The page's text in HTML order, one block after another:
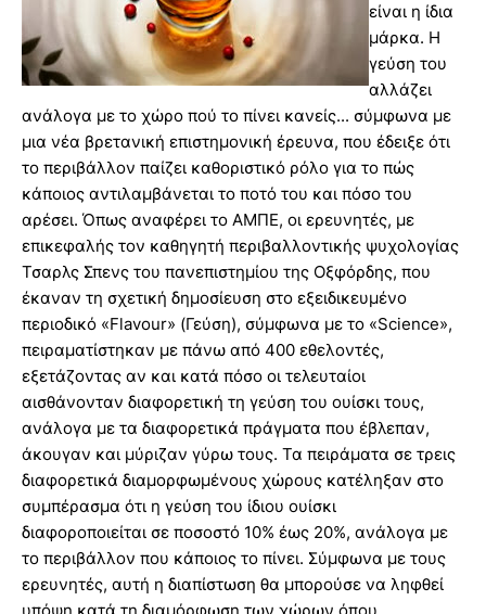
είναι η ίδια
μάρκα. Η
γεύση του
αλλάζει
ανάλογα με το χώρο πού το πίνει κανείς... σύμφωνα με
μια νέα βρετανική επιστημονική έρευνα, που έδειξε ότι
το περιβάλλον παίζει καθοριστικό ρόλο για το πώς
κάποιος αντιλαμβάνεται το ποτό του και πόσο του
αρέσει. Όπως αναφέρει το ΑΜΠΕ, οι ερευνητές, με
επικεφαλής τον καθηγητή περιβαλλοντικής ψυχολογίας
Τσαρλς Σπενς του πανεπιστημίου της Οξφόρδης, που
έκαναν τη σχετική δημοσίευση στο εξειδικευμένο
περιοδικό «Flavour» (Γεύση), σύμφωνα με το «Science»,
πειραματίστηκαν με πάνω από 400 εθελοντές,
εξετάζοντας αν και κατά πόσο οι τελευταίοι
αισθάνονταν διαφορετική τη γεύση του ουίσκι τους,
ανάλογα με τα διαφορετικά πράγματα που έβλεπαν,
άκουγαν και μύριζαν γύρω τους. Τα πειράματα σε τρεις
διαφορετικά διαμορφωμένους χώρους κατέληξαν στο
συμπέρασμα ότι η γεύση του ίδιου ουίσκι
διαφοροποιείται σε ποσοστό 10% έως 20%, ανάλογα με
το περιβάλλον που κάποιος το πίνει. Σύμφωνα με τους
ερευνητές, αυτή η διαπίστωση θα μπορούσε να ληφθεί